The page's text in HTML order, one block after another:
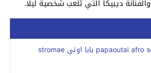
ديبيكا التي تلعب شخصية ليلا.
كلمات اغنية papaoutai afro soul بابا اوتي stromae